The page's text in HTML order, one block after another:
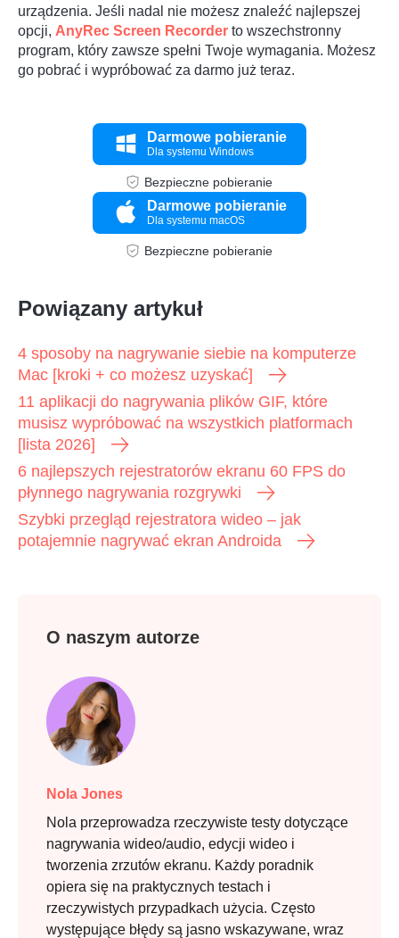
Krok 3.
urządzenia. Jeśli nadal nie możesz znaleźć najlepszej
opcji, AnyRec Screen Recorder to wszechstronny
program, który zawsze spełni Twoje wymagania. Możesz
go pobrać i wypróbować za darmo już teraz.
Darmowe pobieranie
Dla systemu Windows
Bezpieczne pobieranie
Darmowe pobieranie
Dla systemu macOS
Bezpieczne pobieranie
Powiązany artykuł
4 sposoby na nagrywanie siebie na komputerze
Mac [kroki + co możesz uzyskać]
11 aplikacji do nagrywania plików GIF, które
musisz wypróbować na wszystkich platformach
[lista 2026]
6 najlepszych rejestratorów ekranu 60 FPS do
płynnego nagrywania rozgrywki
Szybki przegląd rejestratora wideo – jak
potajemnie nagrywać ekran Androida
O naszym autorze
Nola Jones
Nola przeprowadza rzeczywiste testy dotyczące
nagrywania wideo/audio, edycji wideo i
tworzenia zrzutów ekranu. Każdy poradnik
opiera się na praktycznych testach i
rzeczywistych przypadkach użycia. Często
występujące błędy są jasno wskazywane, wraz